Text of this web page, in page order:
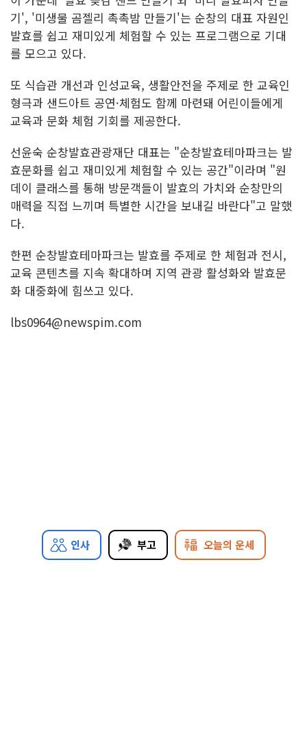
기', '미생물 곰젤리 촉촉밤 만들기'는 순창의 대표 자원인
발효를 쉽고 재미있게 체험할 수 있는 프로그램으로 기대
를 모으고 있다.
또 식습관 개선과 인성교육, 생활안전을 주제로 한 교육인
형극과 샌드아트 공연·체험도 함께 마련돼 어린이들에게
교육과 문화 체험 기회를 제공한다.
선윤숙 순창발효관광재단 대표는 "순창발효테마파크는 발
효문화를 쉽고 재미있게 체험할 수 있는 공간"이라며 "원
데이 클래스를 통해 방문객들이 발효의 가치와 순창만의
매력을 직접 느끼며 특별한 시간을 보내길 바란다"고 말했
다.
한편 순창발효테마파크는 발효를 주제로 한 체험과 전시,
교육 콘텐츠를 지속 확대하며 지역 관광 활성화와 발효문
화 대중화에 힘쓰고 있다.
lbs0964@newspim.com
인사 부고 오늘의 운세